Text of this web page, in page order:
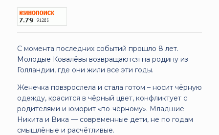
С момента последних событий прошло 8 лет.
Молодые Ковалёвы возвращаются на родину из
Голландии, где они жили все эти годы.
Женечка повзрослела и стала готом – носит чёрную
одежду, красится в чёрный цвет, конфликтует с
родителями и юморит «по-чёрному». Младшие
Никита и Вика — современные дети, не по годам
смышлёные и расчётливые.